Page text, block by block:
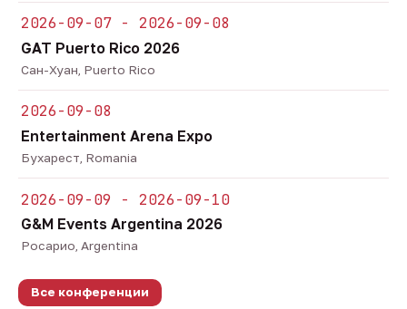
2026-09-07 - 2026-09-08
GAT Puerto Rico 2026
Сан-Хуан, Puerto Rico
2026-09-08
Entertainment Arena Expo
Бухарест, Romania
2026-09-09 - 2026-09-10
G&M Events Argentina 2026
Росарио, Argentina
Все конференции